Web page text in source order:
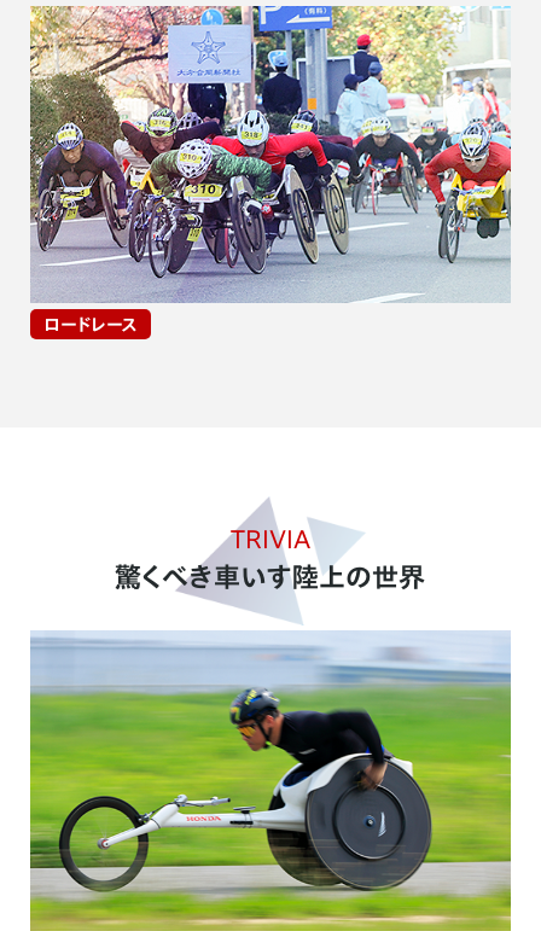
ロードレース
TRIVIA
驚くべき車いす陸上の世界